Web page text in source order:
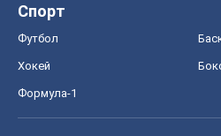
Спорт
Футбол
Хокей
Формула-1